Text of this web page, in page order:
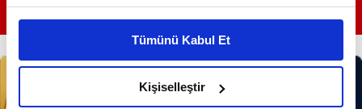
Bu çerezlere izin vermeniz halinde sizlere özel
daha iyi reklam deneyimi yaşatabiliriz. Bunu yaparken
amacımızın size daha iyi bir reklam deneyimi sunmak
olduğunu ve sizlere en iyi içerikleri sunabilmek adına
elimizden gelen çabayı gösterdiğimizi ve bu noktada,
Tümünü Kabul Et
Kişiselleştir